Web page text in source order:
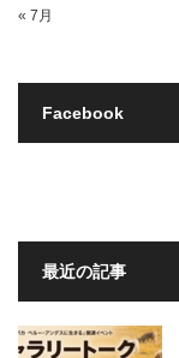
« 7月
Facebook
最近の記事